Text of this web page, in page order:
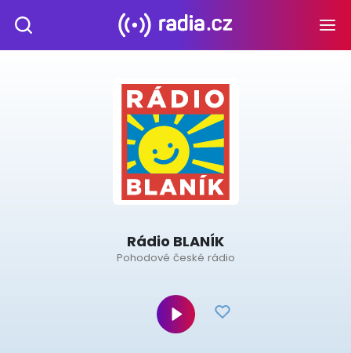
Rádio BLANÍK
Pohodové české rádio